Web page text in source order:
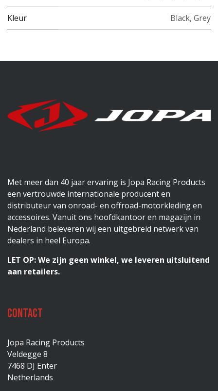
Kleur Black, Grey
Met meer dan 40 jaar ervaring is Jopa Racing Products
een vertrouwde internationale producent en
distributeur van onroad- en offroad-motorkleding en
accessoires. Vanuit ons hoofdkantoor en magazijn in
Nederland beleveren wij een uitgebreid netwerk van
dealers in heel Europa.
LET OP: We zijn geen winkel, we leveren uitsluitend
aan retailers.
Contact
Jopa Racing Products
Veldegge 8
7468 DJ Enter
Netherlands